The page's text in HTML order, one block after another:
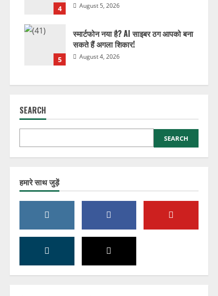
4 August 5, 2026
5
स्मार्टफोन नया है? AI साइबर ठग आपको बना
सकते हैं अगला शिकार!
August 4, 2026
SEARCH
SEARCH
हमारे साथ जुड़ें